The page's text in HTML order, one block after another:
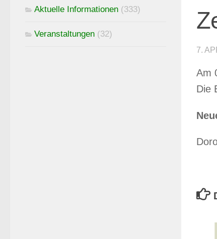
7.
Am
Die
Aktuelle Informationen (333)
Veranstaltungen (32)